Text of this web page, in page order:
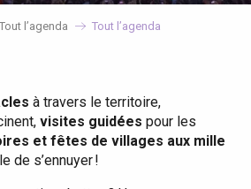
Tout l’agenda Tout l’agenda
à travers le territoire,
visites guidées pour les
et fêtes de villages aux mille
de s’ennuyer !